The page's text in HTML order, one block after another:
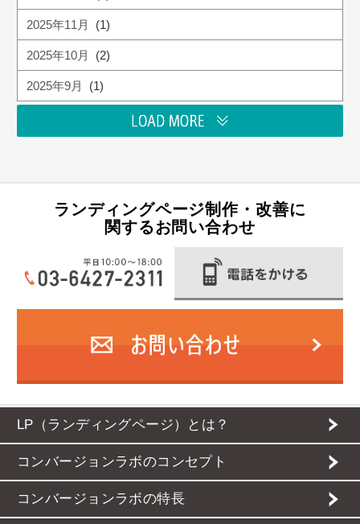
2025年11月 (1)
2025年10月 (2)
2025年9月 (1)
ランディングページ制作・改善に
関するお問い合わせ
LP（ランディングページ）とは？
コンバージョンラボのコンセプト
コンバージョンラボの特長